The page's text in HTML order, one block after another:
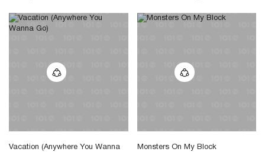
Vacation (Anywhere You Wanna
Monsters On My Block